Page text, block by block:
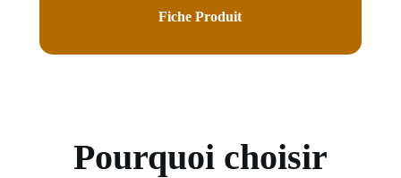
Fiche Produit
Pourquoi choisir